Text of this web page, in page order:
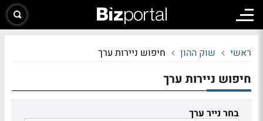
ראשי שוק ההון חיפוש ניירות ערך
חיפוש ניירות ערך
בחר נייר ערך